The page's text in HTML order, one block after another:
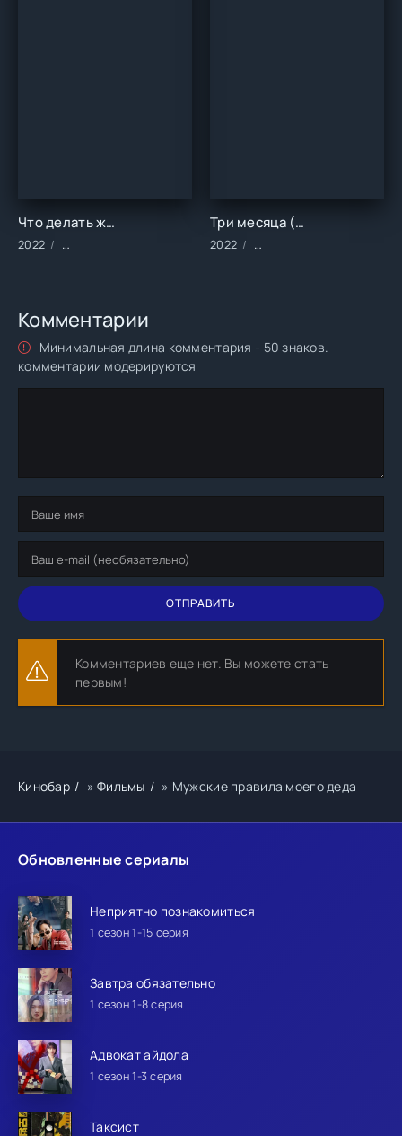
Обновленные сериалы
Неприятно познакомиться
1 сезон 1-15 серия
Завтра обязательно
1 сезон 1-8 серия
Адвокат айдола
1 сезон 1-3 серия
Таксист
Что делать женщине, если у неё два любовника, а выбрать нужно одного (2022)
2022 Сериалы/2022 год/Зарубежные/Русские/Комедия/
Три месяца (2022)
2022 Фильмы/2022 год/
Комментарии
Минимальная длина комментария - 50 знаков.
комментарии модерируются
ОТПРАВИТЬ
Комментариев еще нет. Вы можете стать
первым!
Кинобар »Фильмы » Мужские правила моего деда